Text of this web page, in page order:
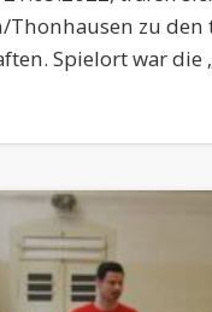
Thonhausen zu
Spielort war die